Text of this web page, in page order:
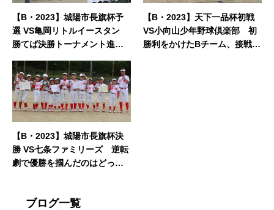
【B・2023】城陽市長旗杯予
選 VS亀岡リトルイースタン
勝てば決勝トーナメント進
【B・2023】天下一品杯初戦
VS小向山少年野球倶楽部 初
勝利をかけたBチーム、接戦の
【B・2023】城陽市長旗杯決
勝 VS七条ファミリーズ 逆転
劇で優勝を掴んだのはどっ
ブログ一覧